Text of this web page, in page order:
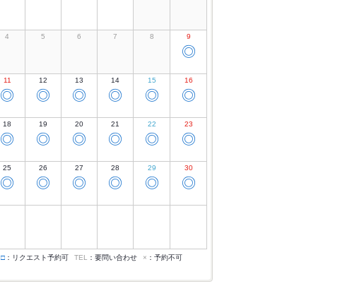
4 5 6 7 8 9
◎
11
◎
12
◎
13
◎
14
◎
15
◎
16
◎
18
◎
19
◎
20
◎
21
◎
22
◎
23
◎
25
◎
26
◎
27
◎
28
◎
29
◎
30
◎
□ ：リクエスト予約可 TEL ：要問い合わせ × ：予約不可